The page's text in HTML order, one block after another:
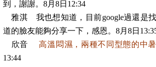
到，謝謝。8月8日12:34
雅淇 我也想知道，目前google過還是
道的臉友能夠分享一下，感恩。8月8日
欣音高溫悶濕，兩種不同型態的中
13:44